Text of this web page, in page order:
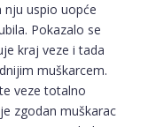
uspio uopće
Pokazalo se
kraj veze i tada
muškarcem.
veze totalno
zgodan muškarac